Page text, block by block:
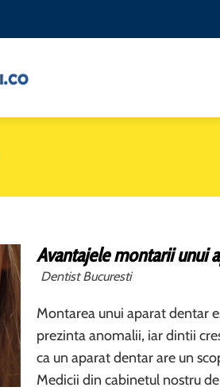
Avantajele montarii unui
Dentist Bucuresti
Montarea unui aparat dentar
prezinta anomalii, iar dintii
ca un aparat dentar are un
Medicii din cabinetul nostru